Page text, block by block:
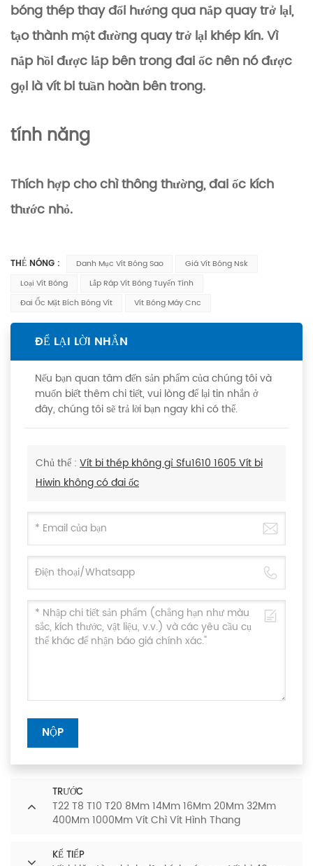
bóng thép thay đổi hướng qua nắp quay trở lại,
tạo thành một đường quay trở lại khép kín. Vì
nắp hồi được lắp bên trong đai ốc nên nó được
gọi là vít bi tuần hoàn bên trong.
tính năng
Thích hợp cho chì thông thường, đai ốc kích
thước nhỏ.
THẺ NÓNG : Danh Mục Vít Bóng Sao
Giá Vít Bóng Nsk
Loại Vít Bóng
Lắp Ráp Vít Bóng Tuyến Tính
Đai Ốc Mặt Bích Bóng Vít
Vít Bóng Máy Cnc
ĐỂ LẠI LỜI NHẮN
Nếu bạn quan tâm đến sản phẩm của chúng tôi và
muốn biết thêm chi tiết, vui lòng để lại tin nhắn ở
đây, chúng tôi sẽ trả lời bạn ngay khi có thể.
Chủ thể : Vít bi thép không gỉ Sfu1610 1605 Vít bi
Hiwin không có đai ốc
NỘP
TRƯỚC
T22 T8 T10 T20 8Mm 14Mm 16Mm 20Mm 32Mm
400Mm 1000Mm Vít Chì Vít Hình Thang
KẾ TIẾP